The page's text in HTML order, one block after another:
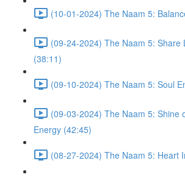
(10-01-2024) The Naam 5:
(09-24-2024) The Naam 5: Share
(38:11)
(09-10-2024) The Naam 5: Soul
(09-03-2024) The Naam 5: Shine
Energy (42:45)
(08-27-2024) The Naam 5: Heart